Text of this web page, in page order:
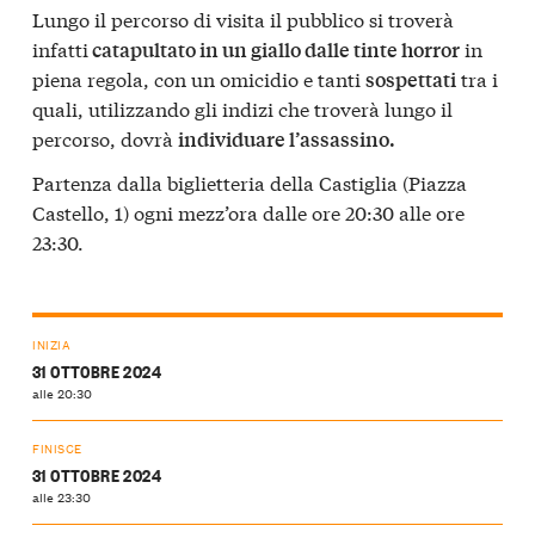
Lungo il percorso di visita il pubblico si troverà
infatticatapultato in un giallo dalle tinte horrorin
piena regola, con un omicidio e tanti sospettatitra i
quali, utilizzando gli indizi che troverà lungo il
percorso, dovrà individuare l’assassino.
Partenza dalla biglietteria della Castiglia (Piazza
Castello, 1) ogni mezz’ora dalle ore 20:30 alle ore
23:30.
INIZIA
31 OTTOBRE 2024
alle 20:30
FINISCE
31 OTTOBRE 2024
alle 23:30